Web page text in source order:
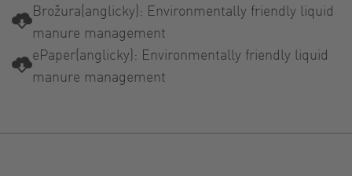
Brožura(anglicky): Environmentally friendly liquid
manure management
ePaper(anglicky): Environmentally friendly liquid
manure management